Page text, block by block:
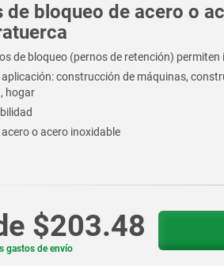
de bloqueo de acero o
de bloqueo (pernos de retención)
aplicación: construcción de máquinas,
hogar
o acero inoxidable
$203.48
gastos de envío